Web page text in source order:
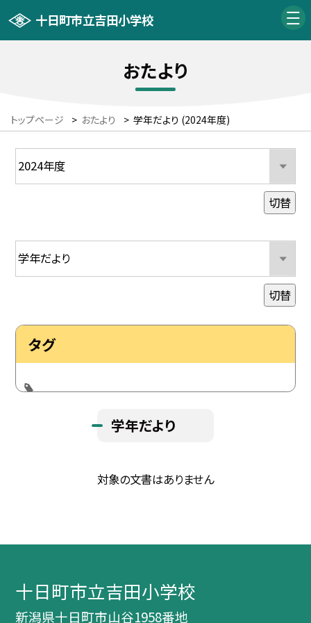
十日町市立吉田小学校
おたより
トップページ > おたより > 学年だより (2024年度)
切替
切替
タグ
学年だより
対象の文書はありません
十日町市立吉田小学校
新潟県十日町市山谷1958番地